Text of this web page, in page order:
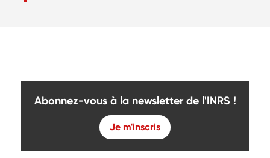
Abonnez-vous à la newsletter de l'INRS !
Je m'inscris